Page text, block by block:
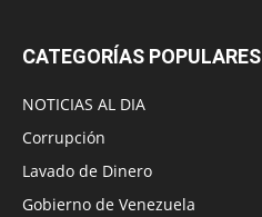
CATEGORÍAS POPULARES
NOTICIAS AL DIA
Corrupción
Lavado de Dinero
Gobierno de Venezuela